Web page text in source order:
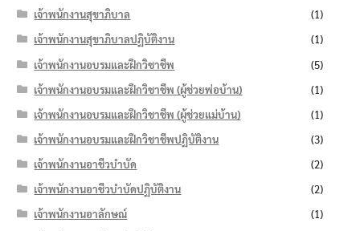
เจ้าพนักงานสุขาภิบาล
(1)
เจ้าพนักงานสุขาภิบาลปฏิบัติงาน
(1)
เจ้าพนักงานอบรมและฝึกวิชาชีพ
(5)
เจ้าพนักงานอบรมและฝึกวิชาชีพ (ผู้ช่วยพ่อบ้าน)
(1)
เจ้าพนักงานอบรมและฝึกวิชาชีพ (ผู้ช่วยแม่บ้าน)
(1)
เจ้าพนักงานอบรมและฝึกวิชาชีพปฏิบัติงาน
(3)
เจ้าพนักงานอาชีวบำบัด
(2)
เจ้าพนักงานอาชีวบำบัดปฏิบัติงาน
(2)
เจ้าพนักงานอาลักษณ์
(1)